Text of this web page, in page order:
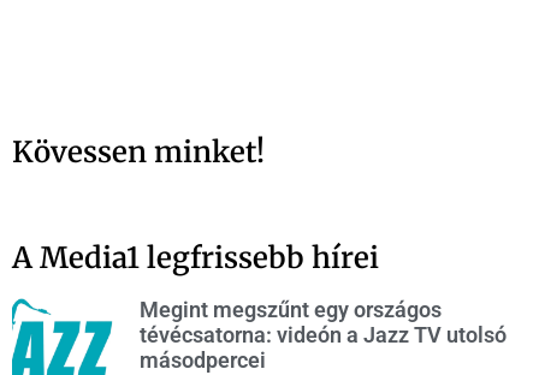
Kövessen minket!
A Media1 legfrissebb hírei
Megint megszűnt egy országos
tévécsatorna: videón a Jazz TV utolsó
másodpercei